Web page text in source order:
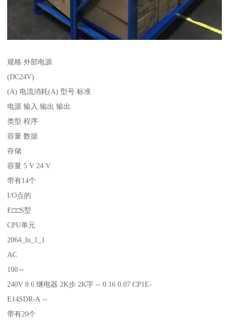
规格 外部电源
(DC24V)
(A) 电流消耗(A) 型号 标准
电源 输入 输出 输出
类型 程序
容量 数据
存储
容量 5 V 24 V
带有14个
I/O点的
E□□S型
CPU单元
2064_lu_1_1
AC
100～
240V 8 6 继电器 2K步 2K字 -- 0.16 0.07 CP1E-
E14SDR-A --
带有20个